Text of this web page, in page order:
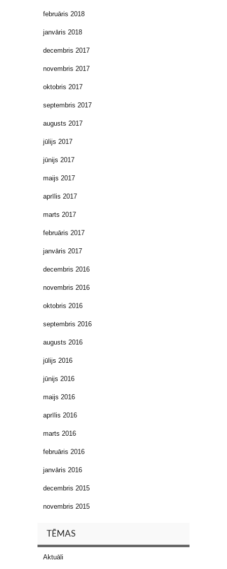
februāris 2018
janvāris 2018
decembris 2017
novembris 2017
oktobris 2017
septembris 2017
augusts 2017
jūlijs 2017
jūnijs 2017
maijs 2017
aprīlis 2017
marts 2017
februāris 2017
janvāris 2017
decembris 2016
novembris 2016
oktobris 2016
septembris 2016
augusts 2016
jūlijs 2016
jūnijs 2016
maijs 2016
aprīlis 2016
marts 2016
februāris 2016
janvāris 2016
decembris 2015
novembris 2015
TĒMAS
Aktuāli